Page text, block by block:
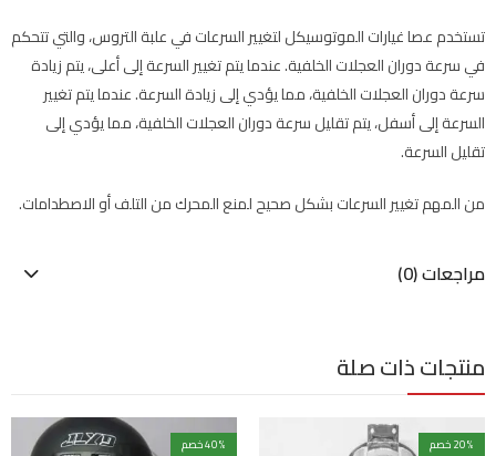
تستخدم عصا غيارات الموتوسيكل لتغيير السرعات في علبة التروس، والتي تتحكم
في سرعة دوران العجلات الخلفية. عندما يتم تغيير السرعة إلى أعلى، يتم زيادة
سرعة دوران العجلات الخلفية، مما يؤدي إلى زيادة السرعة. عندما يتم تغيير
السرعة إلى أسفل، يتم تقليل سرعة دوران العجلات الخلفية، مما يؤدي إلى
تقليل السرعة.
من المهم تغيير السرعات بشكل صحيح لمنع المحرك من التلف أو الاصطدامات.
مراجعات (0)
منتجات ذات صلة
20% خصم
40% خصم